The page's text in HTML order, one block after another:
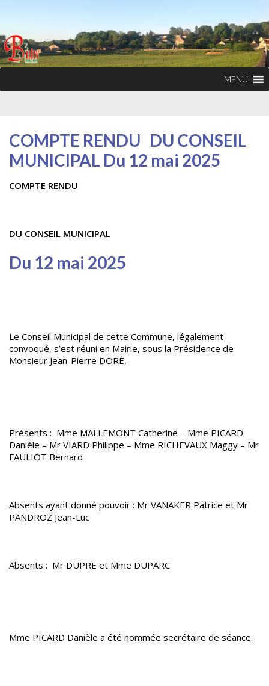
MENU
COMPTE RENDU DU CONSEIL
MUNICIPAL Du 12 mai 2025
COMPTE RENDU
DU CONSEIL MUNICIPAL
Du 12 mai 2025
Le Conseil Municipal de cette Commune, légalement
convoqué, s’est réuni en Mairie, sous la Présidence de
Monsieur Jean-Pierre DORÉ,
Présents : Mme MALLEMONT Catherine – Mme PICARD
Danièle – Mr VIARD Philippe – Mme RICHEVAUX Maggy – Mr
FAULIOT Bernard
Absents ayant donné pouvoir : Mr VANAKER Patrice et Mr
PANDROZ Jean-Luc
Absents : Mr DUPRE et Mme DUPARC
Mme PICARD Danièle a été nommée secrétaire de séance.